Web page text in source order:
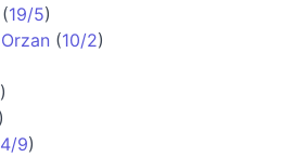
(19/5)
(10/2)
)
)
9)